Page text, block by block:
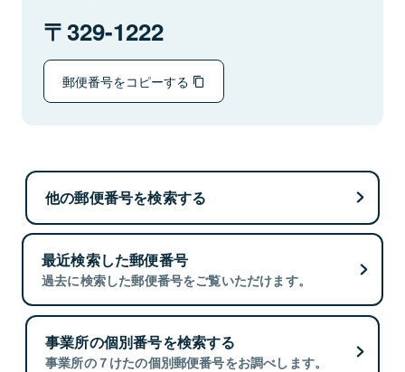
329-1222
郵便番号をコピーする
他の郵便番号を検索する
最近検索した郵便番号
過去に検索した郵便番号をご覧いただけます。
事業所の個別番号を検索する
事業所の７けたの個別郵便番号をお調べします。